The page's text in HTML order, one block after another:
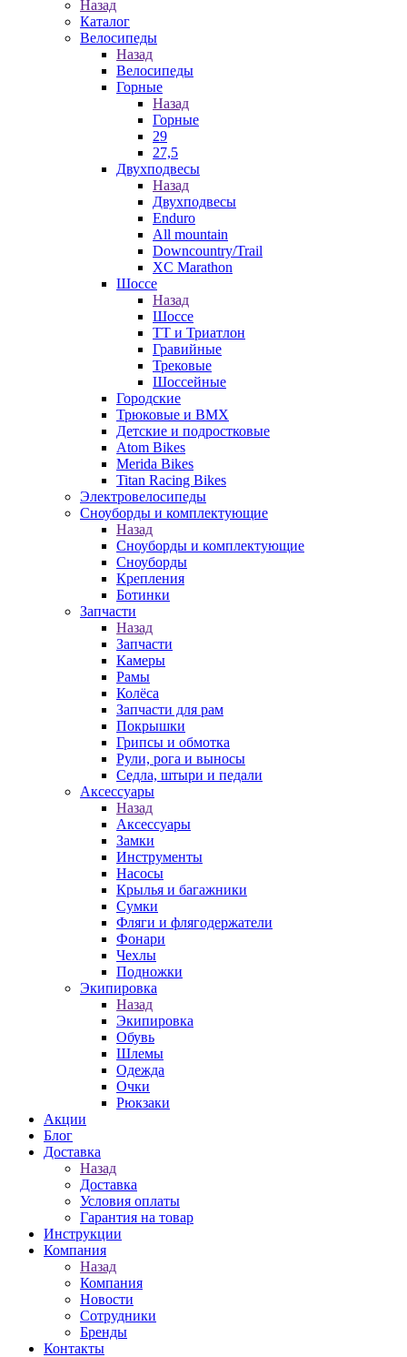
Назад
Каталог
Велосипеды
Назад
Велосипеды
Горные
Назад
Горные
29
27,5
Двухподвесы
Назад
Двухподвесы
Enduro
All mountain
Downcountry/Trail
XC Marathon
Шоссе
Назад
Шоссе
ТТ и Триатлон
Гравийные
Трековые
Шоссейные
Городские
Трюковые и BMX
Детские и подростковые
Atom Bikes
Merida Bikes
Titan Racing Bikes
Электровелосипеды
Cноуборды и комплектующие
Назад
Cноуборды и комплектующие
Сноуборды
Крепления
Ботинки
Запчасти
Назад
Запчасти
Камеры
Рамы
Колёса
Запчасти для рам
Покрышки
Грипсы и обмотка
Рули, рога и выносы
Седла, штыри и педали
Аксессуары
Назад
Аксессуары
Замки
Инструменты
Насосы
Крылья и багажники
Сумки
Фляги и флягодержатели
Фонари
Чехлы
Подножки
Экипировка
Назад
Экипировка
Обувь
Шлемы
Одежда
Очки
Рюкзаки
Акции
Блог
Доставка
Назад
Доставка
Условия оплаты
Гарантия на товар
Инструкции
Компания
Назад
Компания
Новости
Сотрудники
Бренды
Контакты